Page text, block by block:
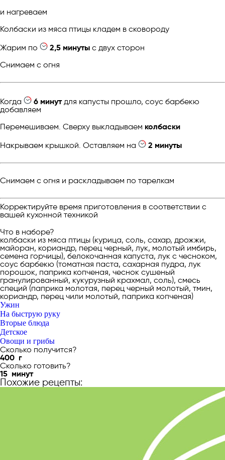
и нагреваем
Колбаски из мяса птицы кладем в сковороду
Жарим по
2,5 минуты с двух сторон
Снимаем с огня
Когда 6 минутдля капусты прошло, соус барбекю
добавляем
Перемешиваем. Сверху выкладываем колбаски
Накрываем крышкой. Оставляем на
2 минуты
Снимаем с огня и раскладываем по тарелкам
Корректируйте время приготовления в соответствии с
вашей кухонной техникой
Что в наборе?
колбаски из мяса птицы (курица, соль, сахар, дрожжи,
майоран, кориандр, перец черный, лук, молотый имбирь,
семена горчицы), белокочанная капуста, лук с чесноком,
соус барбекю (томатная паста, сахарная пудра, лук
порошок, паприка копченая, чеснок сушеный
гранулированный, кукурузный крахмал, соль), смесь
специй (паприка молотая, перец черный молотый, тмин,
кориандр, перец чили молотый, паприка копченая)
Ужин
На быструю руку
Вторые блюда
Детское
Овощи и грибы
Сколько получится?
400 г
Сколько готовить?
15 минут
Похожие рецепты: